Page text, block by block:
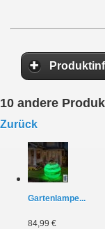
10 andere
Zurück
Gartenlampe...
84,99 €